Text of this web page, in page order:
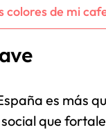
colores de mi
es más
que